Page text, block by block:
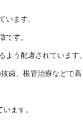
います。
です。
う配慮されています。
歯、根管治療などで高
ます。